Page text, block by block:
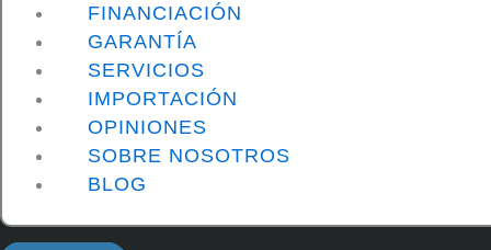
FINANCIACIÓN
GARANTÍA
SERVICIOS
IMPORTACIÓN
OPINIONES
SOBRE NOSOTROS
BLOG